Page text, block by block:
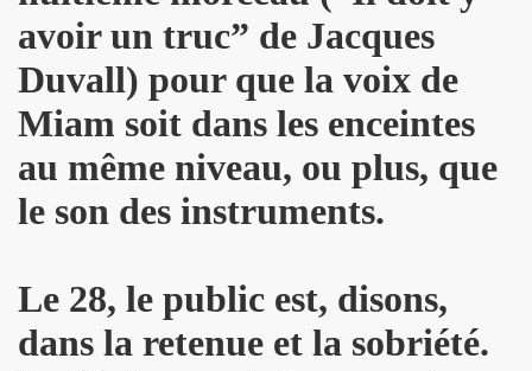
avoir un truc” de Jacques
Duvall) pour que la voix de
Miam soit dans les enceintes
au même niveau, ou plus, que
le son des instruments.
Le 28, le public est, disons,
dans la retenue et la sobriété.
et JEAN WILLIAM THOURY par PHILIPPE
vivant" et "De l amour") les 27 et 29 novembre 2015
+ PHILIPPE ALMOSNINO (concert "Mutant Love"
DEVICE (1982 a 1989) : 45 revolutions par minute,
de Paris a Sete (du 2 au 4 novembre 2015).
intimiste à paraître en 2016.